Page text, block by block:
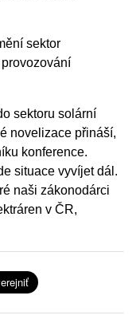
sektor
sektoru solární
novelizace přináší,
konference.
situace vyvíjet dál.
naši zákonodárci
v ČR,